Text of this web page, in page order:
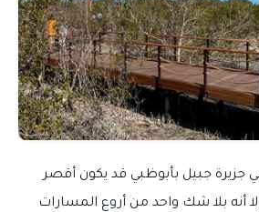
جزيرة جبيل بأبوظبي قد يكون أقصر
أنه بلا شك واحد من أروع المسارات